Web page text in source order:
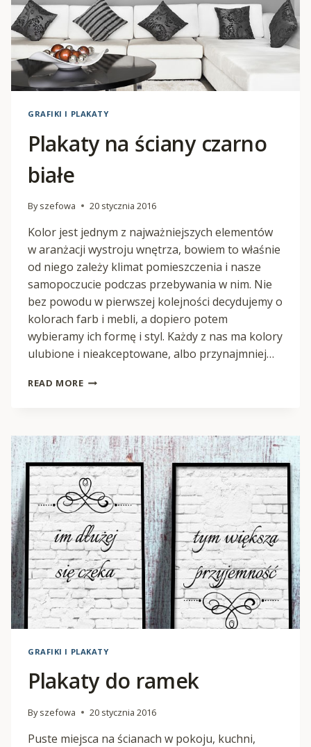
GRAFIKI I PLAKATY
Plakaty na ściany czarno
białe
By szefowa 20 stycznia 2016
Kolor jest jednym z najważniejszych elementów
w aranżacji wystroju wnętrza, bowiem to właśnie
od niego zależy klimat pomieszczenia i nasze
samopoczucie podczas przebywania w nim. Nie
bez powodu w pierwszej kolejności decydujemy o
kolorach farb i mebli, a dopiero potem
wybieramy ich formę i styl. Każdy z nas ma kolory
ulubione i nieakceptowane, albo przynajmniej…
READ MOREPLAKATY
BIAŁE
GRAFIKI I PLAKATY
Plakaty do ramek
By szefowa 20 stycznia 2016
Puste miejsca na ścianach w pokoju, kuchni,